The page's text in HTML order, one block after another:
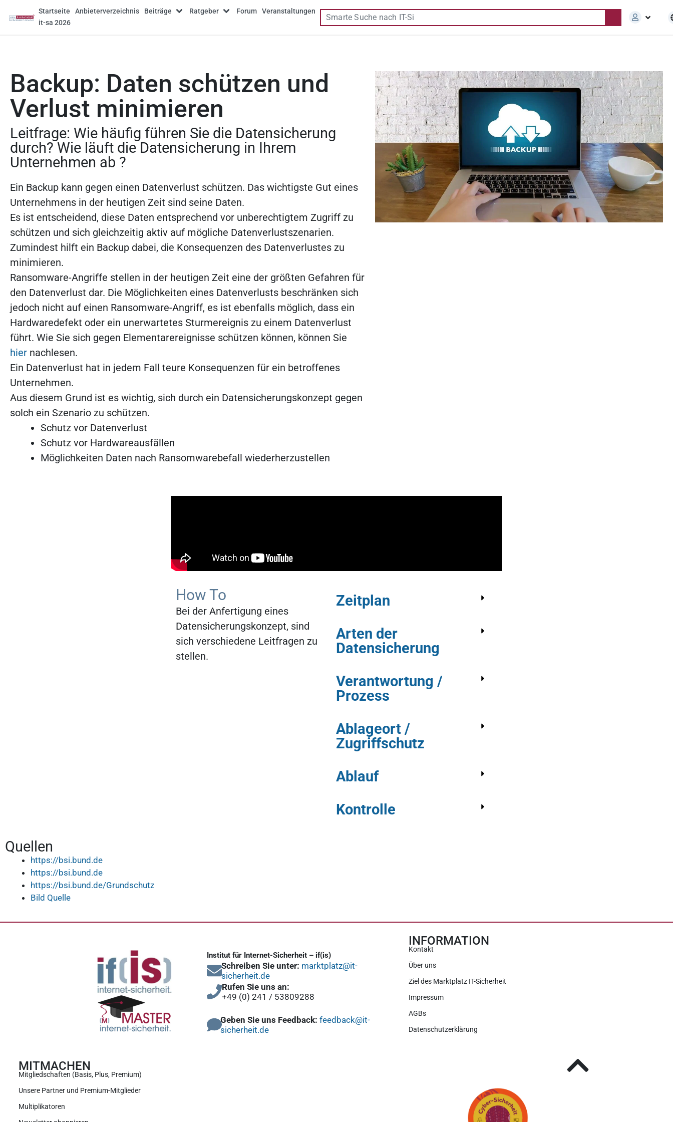
Startseite Anbieterverzeichnis Beiträge Ratgeber Forum
Veranstaltungen
it-sa 2026
Backup: Daten schützen und
Verlust minimieren
Leitfrage: Wie häufig führen Sie die Datensicherung
durch? Wie läuft die Datensicherung in Ihrem
Unternehmen ab ?
Ein Backup kann gegen einen Datenverlust schützen. Das wichtigste Gut eines
Unternehmens in der heutigen Zeit sind seine Daten.
Es ist entscheidend, diese Daten entsprechend vor unberechtigtem Zugriff zu
schützen und sich gleichzeitig aktiv auf mögliche Datenverlustszenarien.
Zumindest hilft ein Backup dabei, die Konsequenzen des Datenverlustes zu
minimieren.
Ransomware-Angriffe stellen in der heutigen Zeit eine der größten Gefahren für
den Datenverlust dar. Die Möglichkeiten eines Datenverlusts beschränken sich
jedoch nicht auf einen Ransomware-Angriff, es ist ebenfalls möglich, dass ein
Hardwaredefekt oder ein unerwartetes Sturmereignis zu einem Datenverlust
führt. Wie Sie sich gegen Elementarereignisse schützen können, können Sie
hier nachlesen.
Ein Datenverlust hat in jedem Fall teure Konsequenzen für ein betroffenes
Unternehmen.
Aus diesem Grund ist es wichtig, sich durch ein Datensicherungskonzept gegen
solch ein Szenario zu schützen.
Schutz vor Datenverlust
Schutz vor Hardwareausfällen
Möglichkeiten Daten nach Ransomwarebefall wiederherzustellen
How To
Bei der Anfertigung eines
Datensicherungskonzept, sind
sich verschiedene Leitfragen zu
stellen.
Zeitplan
Arten der
Datensicherung
Verantwortung /
Prozess
Ablageort /
Zugriffschutz
Ablauf
Kontrolle
Quellen
https://bsi.bund.de
https://bsi.bund.de
https://bsi.bund.de/Grundschutz
Bild Quelle
Institut für Internet-Sicherheit – if(is)
Schreiben Sie unter: marktplatz@it-
sicherheit.de
Rufen Sie uns an:
+49 (0) 241 / 53809288
Geben Sie uns Feedback: feedback@it-
sicherheit.de
INFORMATION
Kontakt
Über uns
Ziel des Marktplatz IT-Sicherheit
Impressum
AGBs
Datenschutzerklärung
MITMACHEN
Mitgliedschaften (Basis, Plus, Premium)
Unsere Partner und Premium-Mitglieder
Multiplikatoren